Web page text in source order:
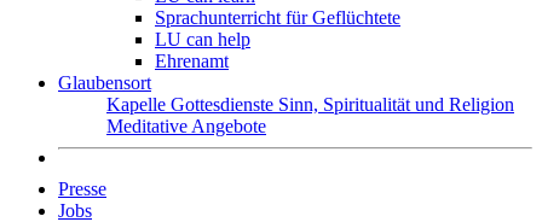
Sprachunterricht für Geflüchtete
LU can help
Ehrenamt
Glaubensort
Kapelle Gottesdienste Sinn, Spiritualität und Religion
Meditative Angebote
Presse
Jobs